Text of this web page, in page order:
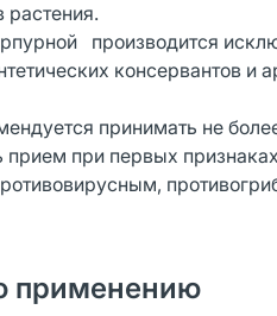
растения.
производится
консервантов и
принимать не
прием при первых
применению